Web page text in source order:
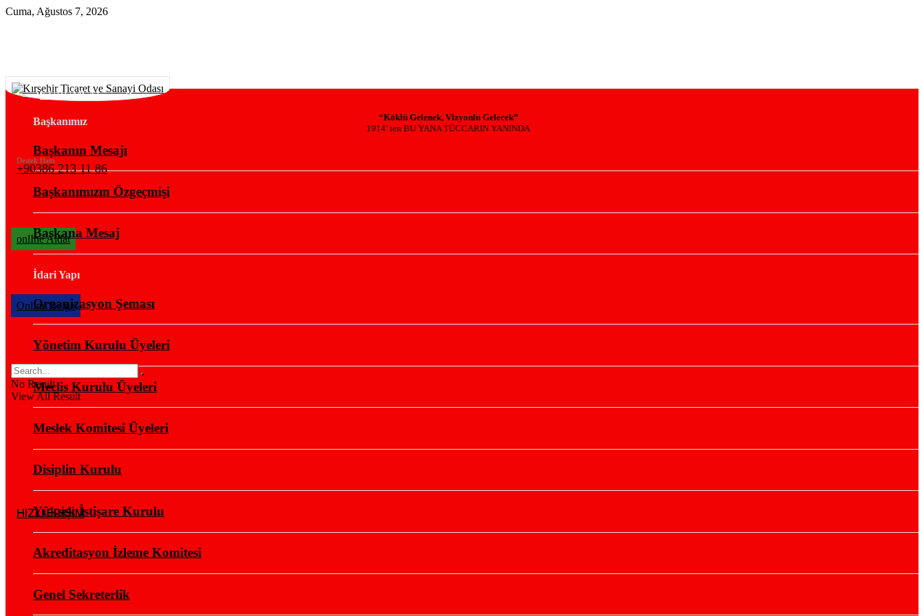
Cuma, Ağustos 7, 2026
“Köklü Gelenek, Vizyonlu Gelecek”
1914’ ten BU YANA TÜCCARIN YANINDA
Destek Hattı
+90386 213 11 86
onlIne Aidat
OnlIne Belge
No Result
View All Result
HIZLI ERİŞİM
KURUMSAL
Başkanımız
Başkanın Mesajı
Başkanımızın Özgeçmişi
Başkana Mesaj
İdari Yapı
Organizasyon Şeması
Yönetim Kurulu Üyeleri
Meclis Kurulu Üyeleri
Meslek Komitesi Üyeleri
Disiplin Kurulu
Yüksek İstişare Kurulu
Akreditasyon İzleme Komitesi
Genel Sekreterlik